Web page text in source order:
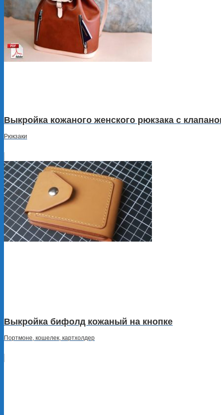
Выкройка кожаного женского рюкзака с
Рюкзаки
Выкройка бифолд кожаный на кнопке
Портмоне, кошелек, картхолдер